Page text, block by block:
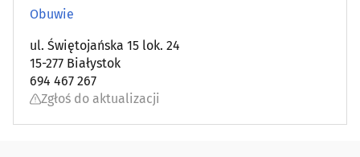
Obuwie
ul. Świętojańska 15 lok. 24
15-277 Białystok
694 467 267
Zgłoś do aktualizacji